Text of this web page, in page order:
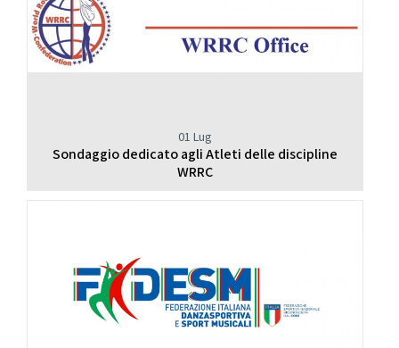
01 Lug
Sondaggio dedicato agli Atleti delle discipline
WRRC